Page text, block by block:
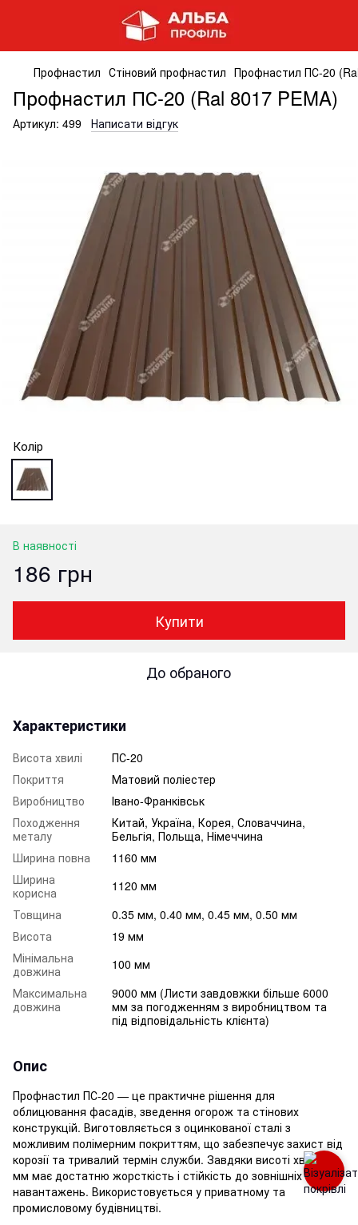
Профнастил Стіновий профнастил Профнастил ПС-20
Профнастил ПС-20 (Ral 8017 PEMA)
Артикул: 499 Написати відгук
Колір
В наявності
186 грн
Купити
До обраного
Характеристики
Висота хвилі
ПС-20
Покриття
Матовий поліестер
Виробництво
Івано-Франківськ
Походження
металу
Китай, Україна, Корея, Словаччина,
Бельгія, Польща, Німеччина
Ширина повна
1160 мм
Ширина
корисна
1120 мм
Товщина
0.35 мм, 0.40 мм, 0.45 мм, 0.50 мм
Висота
19 мм
Мінімальна
довжина
100 мм
Максимальна
довжина
9000 мм (Листи завдовжки більше 6000
мм за погодженням з виробництвом та
під відповідальність клієнта)
Опис
Профнастил ПС-20 — це практичне рішення для
облицювання фасадів, зведення огорож та стінових
конструкцій. Виготовляється з оцинкованої сталі з
можливим полімерним покриттям, що забезпечує захист від
корозії та тривалий термін служби. Завдяки висоті хвилі 20
мм має достатню жорсткість і стійкість до зовнішніх
навантажень. Використовується у приватному та
промисловому будівництві.